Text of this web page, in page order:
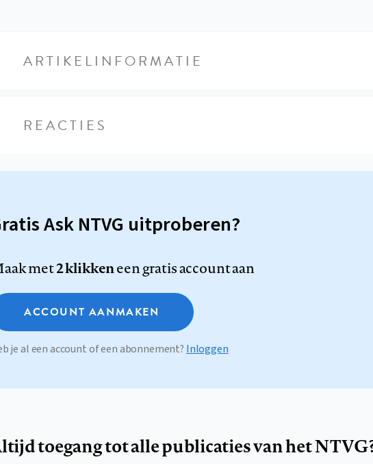
ARTIKELINFORMATIE
REACTIES
Ask NTVG uitproberen?
met2 klikkeneen gratis account aan
ACCOUNT AANMAKEN
je al een account of een abonnement? Inloggen
toegang tot alle publicaties van het